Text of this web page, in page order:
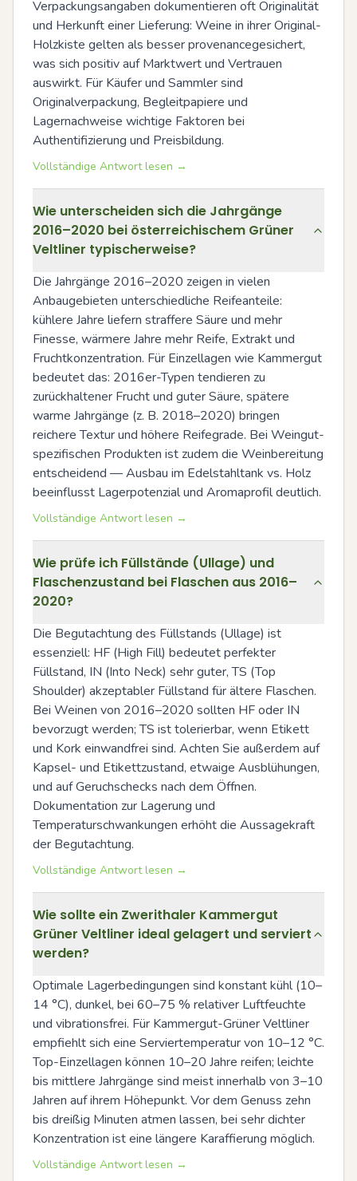
Verpackungsangaben dokumentieren oft Originalität
und Herkunft einer Lieferung: Weine in ihrer Original-
Holzkiste gelten als besser provenancegesichert,
was sich positiv auf Marktwert und Vertrauen
auswirkt. Für Käufer und Sammler sind
Originalverpackung, Begleitpapiere und
Lagernachweise wichtige Faktoren bei
Authentifizierung und Preisbildung.
Vollständige Antwort lesen →
Wie unterscheiden sich die Jahrgänge
2016–2020 bei österreichischem Grüner
Veltliner typischerweise?
Die Jahrgänge 2016–2020 zeigen in vielen
Anbaugebieten unterschiedliche Reifeanteile:
kühlere Jahre liefern straffere Säure und mehr
Finesse, wärmere Jahre mehr Reife, Extrakt und
Fruchtkonzentration. Für Einzellagen wie Kammergut
bedeutet das: 2016er-Typen tendieren zu
zurückhaltener Frucht und guter Säure, spätere
warme Jahrgänge (z. B. 2018–2020) bringen
reichere Textur und höhere Reifegrade. Bei Weingut-
spezifischen Produkten ist zudem die Weinbereitung
entscheidend — Ausbau im Edelstahltank vs. Holz
beeinflusst Lagerpotenzial und Aromaprofil deutlich.
Vollständige Antwort lesen →
Wie prüfe ich Füllstände (Ullage) und
Flaschenzustand bei Flaschen aus 2016–
2020?
Die Begutachtung des Füllstands (Ullage) ist
essenziell: HF (High Fill) bedeutet perfekter
Füllstand, IN (Into Neck) sehr guter, TS (Top
Shoulder) akzeptabler Füllstand für ältere Flaschen.
Bei Weinen von 2016–2020 sollten HF oder IN
bevorzugt werden; TS ist tolerierbar, wenn Etikett
und Kork einwandfrei sind. Achten Sie außerdem auf
Kapsel- und Etikettzustand, etwaige Ausblühungen,
und auf Geruchschecks nach dem Öffnen.
Dokumentation zur Lagerung und
Temperaturschwankungen erhöht die Aussagekraft
der Begutachtung.
Vollständige Antwort lesen →
Wie sollte ein Zwerithaler Kammergut
Grüner Veltliner ideal gelagert und serviert
werden?
Optimale Lagerbedingungen sind konstant kühl (10–
14 °C), dunkel, bei 60–75 % relativer Luftfeuchte
und vibrationsfrei. Für Kammergut-Grüner Veltliner
empfiehlt sich eine Serviertemperatur von 10–12 °C.
Top-Einzellagen können 10–20 Jahre reifen; leichte
bis mittlere Jahrgänge sind meist innerhalb von 3–10
Jahren auf ihrem Höhepunkt. Vor dem Genuss zehn
bis dreißig Minuten atmen lassen, bei sehr dichter
Konzentration ist eine längere Karaffierung möglich.
Vollständige Antwort lesen →